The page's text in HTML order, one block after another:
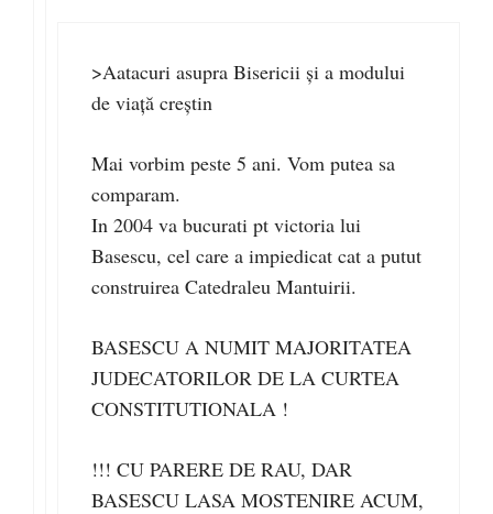
>Aatacuri asupra Bisericii și a modului
de viață creștin
Mai vorbim peste 5 ani. Vom putea sa
comparam.
In 2004 va bucurati pt victoria lui
Basescu, cel care a impiedicat cat a putut
construirea Catedraleu Mantuirii.
BASESCU A NUMIT MAJORITATEA
JUDECATORILOR DE LA CURTEA
CONSTITUTIONALA !
!!! CU PARERE DE RAU, DAR
BASESCU LASA MOSTENIRE ACUM,